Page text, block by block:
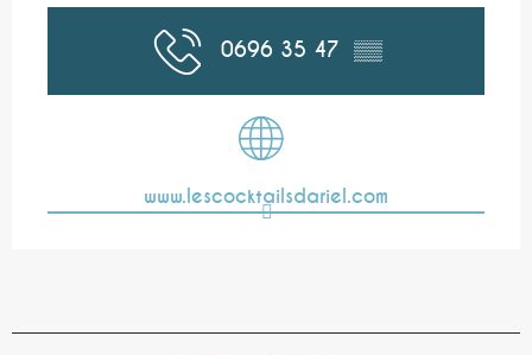
0696 35 47 ▒▒
www.lescocktailsdariel.com